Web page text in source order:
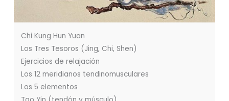
Chi Kung Hun Yuan
Los Tres Tesoros (Jing, Chi, Shen)
Ejercicios de relajación
Los 12 meridianos tendinomusculares
Los 5 elementos